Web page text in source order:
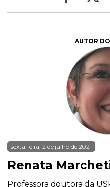
AUTOR
sexta-feira, 2 de julho de 2021
Renata
Professora doutora da